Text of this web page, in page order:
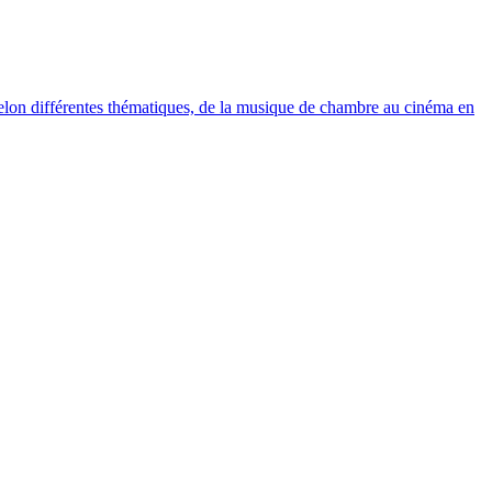
différentes thématiques, de la musique de chambre au cinéma en